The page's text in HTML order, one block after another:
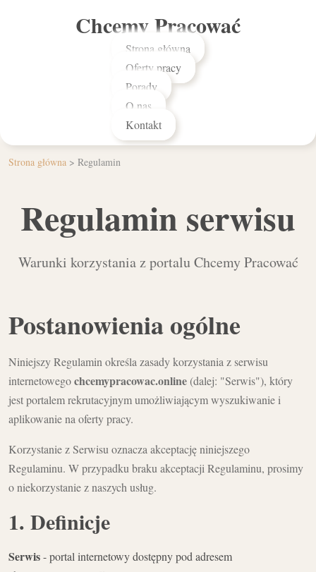
Chcemy Pracować
Strona główna
Oferty pracy
Porady
O nas
Kontakt
Strona główna > Regulamin
Regulamin serwisu
Warunki korzystania z portalu Chcemy Pracować
Postanowienia ogólne
Niniejszy Regulamin określa zasady korzystania z serwisu
internetowegochcemypracowac.online (dalej: "Serwis"), który
jest portalem rekrutacyjnym umożliwiającym wyszukiwanie i
aplikowanie na oferty pracy.
Korzystanie z Serwisu oznacza akceptację niniejszego
Regulaminu. W przypadku braku akceptacji Regulaminu, prosimy
o niekorzystanie z naszych usług.
1. Definicje
Serwis- portal internetowy dostępny pod adresem